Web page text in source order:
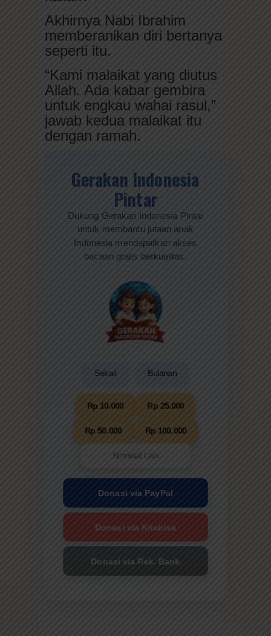
Akhirnya Nabi Ibrahim
memberanikan diri bertanya
seperti itu.
“Kami malaikat yang diutus
Allah. Ada kabar gembira
untuk engkau wahai rasul,”
jawab kedua malaikat itu
dengan ramah.
Gerakan Indonesia
Pintar
Dukung Gerakan Indonesia Pintar
untuk membantu jutaan anak
Indonesia mendapatkan akses
bacaan gratis berkualitas.